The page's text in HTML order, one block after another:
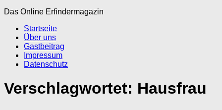
Das Online Erfindermagazin
Startseite
Über uns
Gastbeitrag
Impressum
Datenschutz
Verschlagwortet: Hausfrau